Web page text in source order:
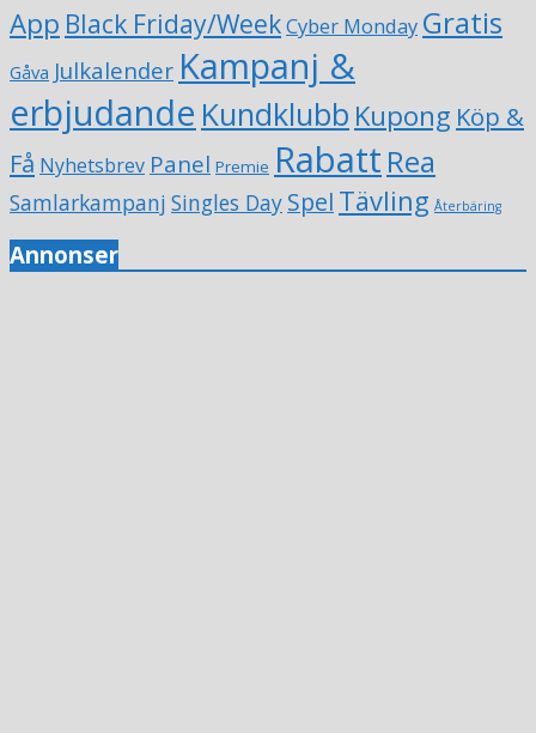
App Black Friday/WeekCyber Monday Gratis
Gåva Julkalender Kampanj &
erbjudande Kundklubb Kupong Köp &
Få Nyhetsbrev Panel Premie Rabatt Rea
Samlarkampanj Singles Day Spel Tävling Återbäring
Annonser